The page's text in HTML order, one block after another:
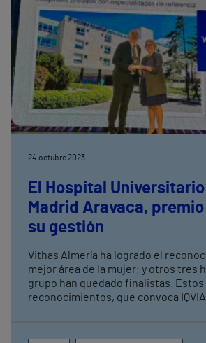
24 octubre 2023
El Hospital
Madrid Aravaca,
su gestión
Vithas Almería ha logrado el
mejor área de la mujer; y otros tres
grupo han quedado finalistas. Estos
reconocimientos, que convoca